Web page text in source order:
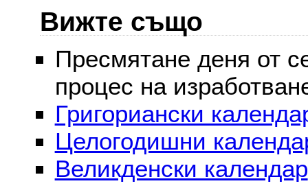
Вижте също
Пресмятане деня от
процес на
Григориански
Целогодишни
Великденски календар